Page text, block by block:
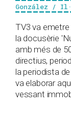
González /
TV3 va
la docusèrie
amb més de
directius,
la periodista
va elaborar
vessant